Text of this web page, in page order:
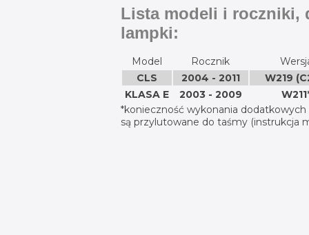
Lista modeli i roczniki,
lampki:
Model Rocznik
CLS
2004 - 2011
W219
KLASA E
2003 - 2009
*konieczność wykonania
są przylutowane do taśmy (instrukcja